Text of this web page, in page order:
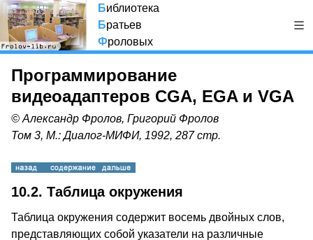
Библиотека
Братьев
Фроловых
Программирование
видеоадаптеров CGA, EGA и VGA
© Александр Фролов, Григорий Фролов
Том 3, М.: Диалог-МИФИ, 1992, 287 стр.
10.2. Таблица окружения
Таблица окружения содержит восемь двойных слов,
представляющих собой указатели на различные